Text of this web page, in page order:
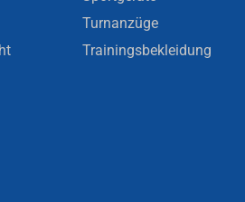
Turnanzüge
Trainingsbekleidung